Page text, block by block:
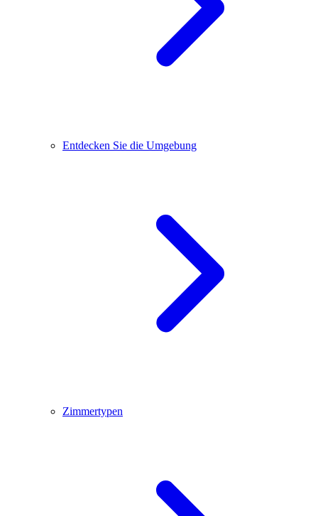
Entdecken Sie die Umgebung
Zimmertypen